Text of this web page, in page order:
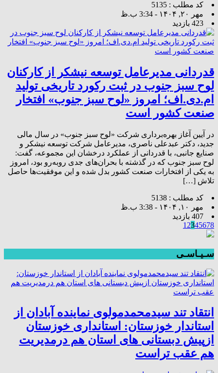
کد مطلب : 5135
مهر ۲۰, ۱۴۰۴ - 3:34 ب.ظ
423 بازدید
قدردانی مدیرعامل توسعه نیشکر از کارکنان
لوح سبز جنوب در ثبت رکورد تاریخی تولید
ام.دی‌.اف؛ امروز «لوح سبز جنوب» افتخار
صنعت کشور است
در آیین آغاز بهره‌برداری شرکت «لوح سبز جنوب» در سال مالی
جدید، دکتر عبدعلی ناصری، مدیرعامل شرکت توسعه نیشکر و
صنایع جانبی، با قدردانی از عملکرد درخشان این مجموعه، گفت:
لوح سبز جنوب که در گذشته با بحران‌های جدی روبه‌رو بود، امروز
به یکی از افتخارات صنعت کشور بدل شده و این موفقیت‌ها حاصل
تلاش […]
کد مطلب : 5138
مهر ۱۰, ۱۴۰۴ - 3:38 ب.ظ
407 بازدید
1 2345678
سـیـاسـی
انتقاد تند سیدمحمدمولوی نماینده آبادان از
استاندار خوزستان: استانداری خوزستان
ازپیش دبستانی های استان هم درمدیریت
هم عقب تراست